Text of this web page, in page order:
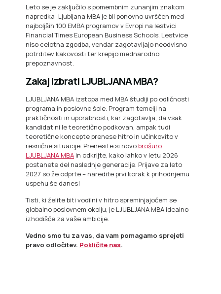
Leto se je zaključilo s pomembnim zunanjim znakom
napredka: Ljubljana MBA je bil ponovno uvrščen med
najboljših 100 EMBA programov v Evropi na lestvici
Financial Times European Business Schools. Lestvice
niso celotna zgodba, vendar zagotavljajo neodvisno
potrditev kakovosti ter krepijo mednarodno
prepoznavnost.
Zakaj izbrati LJUBLJANA MBA?
LJUBLJANA MBA izstopa med MBA študiji po odličnosti
programa in poslovne šole. Program temelji na
praktičnosti in uporabnosti, kar zagotavlja, da vsak
kandidat ni le teoretično podkovan, ampak tudi
teoretične koncepte prenese hitro in učinkovito v
resnične situacije. Prenesite si novobrošuro
LJUBLJANA MBA in odkrijte, kako lahko v letu 2026
postanete del naslednje generacije. Prijave za leto
2027 so že odprte – naredite prvi korak k prihodnjemu
uspehu še danes!
Tisti, ki želite biti vodilni v hitro spreminjajočem se
globalno poslovnem okolju, je LJUBLJANA MBA idealno
izhodišče za vaše ambicije.
Vedno smo tu za vas, da vam pomagamo sprejeti
pravo odločitev. Pokličite nas.